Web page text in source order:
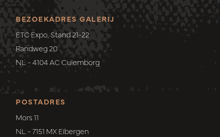
POSTADRES
Mors 11
NL - 7151 MX Eibergen
BEZOEKADRES GALERIJ
ETC Expo, Stand 21-22
Randweg 20
NL - 4104 AC Culemborg